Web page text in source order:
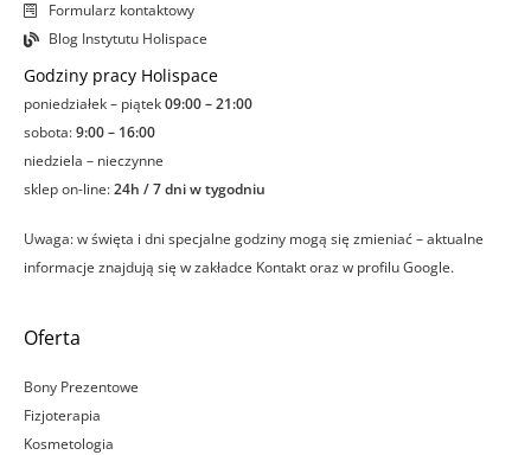
Formularz kontaktowy
Blog Instytutu Holispace
Godziny pracy Holispace
poniedziałek – piątek09:00 – 21:00
sobota:9:00 – 16:00
niedziela – nieczynne
sklep on-line:24h / 7 dni w tygodniu
Uwaga: w święta i dni specjalne godziny mogą się zmieniać – aktualne
informacje znajdują się w zakładce Kontakt oraz w profilu Google.
Oferta
Bony Prezentowe
Fizjoterapia
Kosmetologia